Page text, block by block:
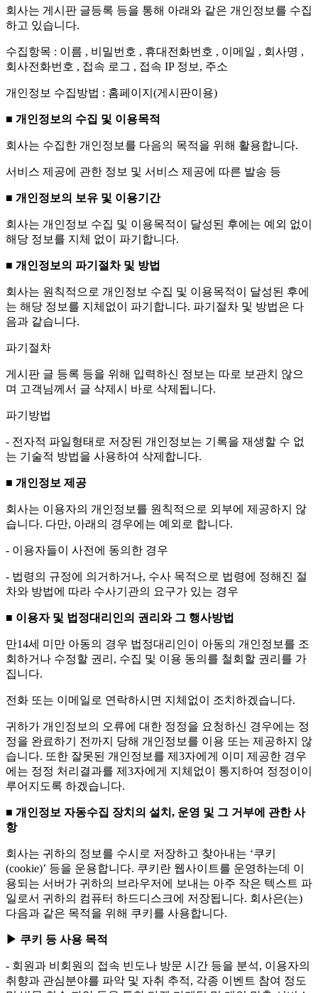
회사는 게시판 글등록 등을 통해 아래와 같은 개인정보를 수집
하고 있습니다.
수집항목 : 이름 , 비밀번호 , 휴대전화번호 , 이메일 , 회사명 ,
회사전화번호 , 접속 로그 , 접속 IP 정보, 주소
개인정보 수집방법 : 홈페이지(게시판이용)
■ 개인정보의 수집 및 이용목적
회사는 수집한 개인정보를 다음의 목적을 위해 활용합니다.
서비스 제공에 관한 정보 및 서비스 제공에 따른 발송 등
■ 개인정보의 보유 및 이용기간
회사는 개인정보 수집 및 이용목적이 달성된 후에는 예외 없이
해당 정보를 지체 없이 파기합니다.
■ 개인정보의 파기절차 및 방법
회사는 원칙적으로 개인정보 수집 및 이용목적이 달성된 후에
는 해당 정보를 지체없이 파기합니다. 파기절차 및 방법은 다
음과 같습니다.
파기절차
게시판 글 등록 등을 위해 입력하신 정보는 따로 보관치 않으
며 고객님께서 글 삭제시 바로 삭제됩니다.
파기방법
- 전자적 파일형태로 저장된 개인정보는 기록을 재생할 수 없
는 기술적 방법을 사용하여 삭제합니다.
■ 개인정보 제공
회사는 이용자의 개인정보를 원칙적으로 외부에 제공하지 않
습니다. 다만, 아래의 경우에는 예외로 합니다.
- 이용자들이 사전에 동의한 경우
- 법령의 규정에 의거하거나, 수사 목적으로 법령에 정해진 절
차와 방법에 따라 수사기관의 요구가 있는 경우
■ 이용자 및 법정대리인의 권리와 그 행사방법
만14세 미만 아동의 경우 법정대리인이 아동의 개인정보를 조
회하거나 수정할 권리, 수집 및 이용 동의를 철회할 권리를 가
집니다.
전화 또는 이메일로 연락하시면 지체없이 조치하겠습니다.
귀하가 개인정보의 오류에 대한 정정을 요청하신 경우에는 정
정을 완료하기 전까지 당해 개인정보를 이용 또는 제공하지 않
습니다. 또한 잘못된 개인정보를 제3자에게 이미 제공한 경우
에는 정정 처리결과를 제3자에게 지체없이 통지하여 정정이이
루어지도록 하겠습니다.
■ 개인정보 자동수집 장치의 설치, 운영 및 그 거부에 관한 사
항
회사는 귀하의 정보를 수시로 저장하고 찾아내는 ‘쿠키
(cookie)’ 등을 운용합니다. 쿠키란 웹사이트를 운영하는데 이
용되는 서버가 귀하의 브라우저에 보내는 아주 작은 텍스트 파
일로서 귀하의 컴퓨터 하드디스크에 저장됩니다. 회사은(는)
다음과 같은 목적을 위해 쿠키를 사용합니다.
▶ 쿠키 등 사용 목적
- 회원과 비회원의 접속 빈도나 방문 시간 등을 분석, 이용자의
취향과 관심분야를 파악 및 자취 추적, 각종 이벤트 참여 정도